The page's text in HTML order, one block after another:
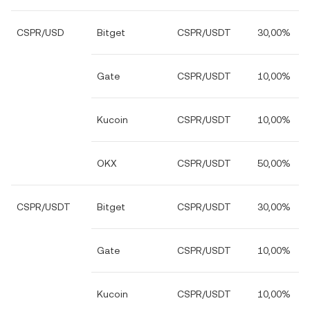
CSPR/USD Bitget CSPR/USDT 30,00%
Gate CSPR/USDT 10,00%
Kucoin CSPR/USDT 10,00%
OKX CSPR/USDT 50,00%
CSPR/USDT Bitget CSPR/USDT 30,00%
Gate CSPR/USDT 10,00%
Kucoin CSPR/USDT 10,00%